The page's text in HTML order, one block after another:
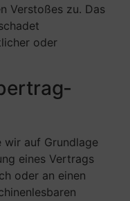
Verstoßes zu. Das
oder
wir auf Grundlage
eines Vertrags
oder an einen